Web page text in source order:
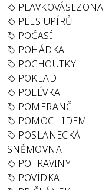
PLAVKOVÁSEZONA
PLES UPÍRŮ
POČASÍ
POHÁDKA
POCHOUTKY
POKLAD
POLÉVKA
POMERANČ
POMOC LIDEM
POSLANECKÁ
SNĚMOVNA
POTRAVINY
POVÍDKA